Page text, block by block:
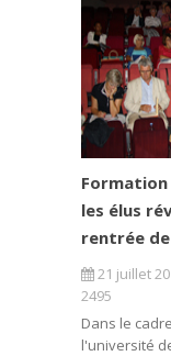
Formation
les élus
rentrée
21 juillet
2495
Dans le
l'université